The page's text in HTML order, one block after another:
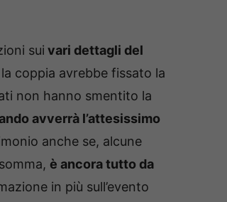
sui vari dettagli del
la coppia avrebbe fissato la
non hanno smentito la
avverrà l’attesissimo
anche se, alcune
è ancora tutto da
in più sull’evento